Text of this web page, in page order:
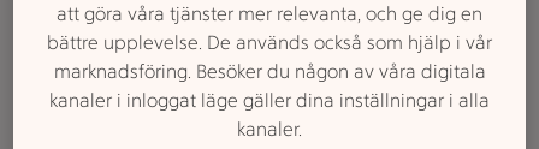
att göra våra tjänster mer relevanta, och ge dig en
bättre upplevelse. De används också som hjälp i vår
marknadsföring. Besöker du någon av våra digitala
kanaler i inloggat läge gäller dina inställningar i alla
kanaler.